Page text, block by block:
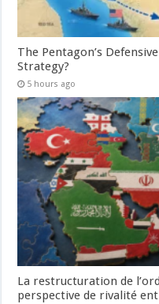
The Pentagon’s
Strategy?
5 hours ago
La restructuration de
perspective de rivalité